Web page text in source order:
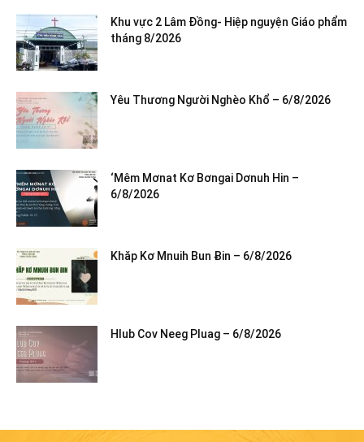
Khu vực 2 Lâm Đồng- Hiệp nguyện Giáo phẩm
tháng 8/2026
Yêu Thương Người Nghèo Khổ – 6/8/2026
‘Mêm Mơnat Kơ Bơngai Dơnuh Hin –
6/8/2026
Khăp Kơ Mnuih Bun Ƀin – 6/8/2026
Hlub Cov Neeg Pluag – 6/8/2026